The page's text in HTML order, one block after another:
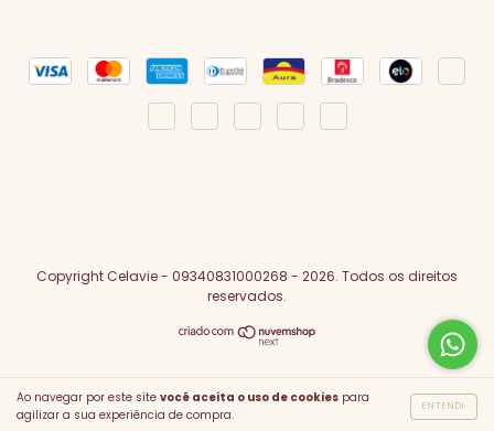
Ao navegar por este site você aceita o uso de cookies para
agilizar a sua experiência de compra.
ENTENDI
Copyright Celavie - 09340831000268 - 2026. Todos os direitos
reservados.